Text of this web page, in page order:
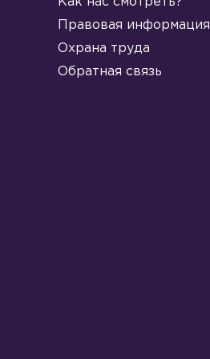
Правовая информация
Охрана труда
Обратная связь